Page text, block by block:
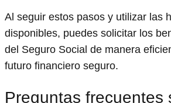
Al seguir estos pasos y utilizar las
disponibles, puedes solicitar los
del Seguro Social de manera
futuro financiero seguro.
Preguntas frecuentes